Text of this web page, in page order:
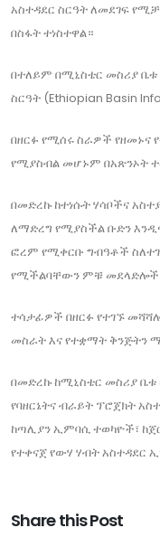
አስተዳደር ስርዓት ለመደገፍ
በስፋት ተነስተዋል።
በተለይም በሚኒስቴር መስሪያ ቤቱ
ስርዓት (Ethiopian Basin
በዘርፉ የሚሰሩ ስራዎች የዘመኑና
የሚያስብል መሆኑም በአጽንኦት
በመድረኩ ከተነሱት ሃሳቦችና
ለማድረግ የሚያስችል ቡድን
ፎረም የሚቀርቡ ግብዓቶች
የሚችልባቸውን ምቹ
ተሳታፊዎች በዘርፉ የተገኙ
መስራት እና የተቋማት ቅንጅትን
በመድረኩ ከሚኒስቴር መስሪያ ቤቱ
የባዘርኔትና ብራይት ፕሮጀክት
ከጣሊያን ኢምባሲ ተወካዮች፣
የተቀናጀ የውሃ ሃብት አስተዳደር
Share this Post